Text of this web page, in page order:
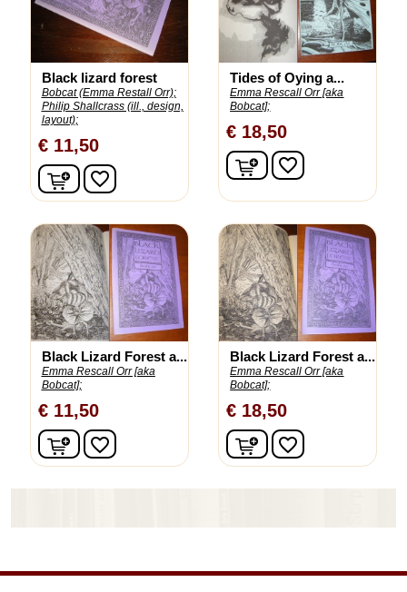
Black lizard forest
Bobcat (Emma Restall Orr);
Philip Shallcrass (ill., design,
layout);
€ 11,50
In winkelwagen
favorite_border
Tides of Oying a...
Emma Rescall Orr [aka
Bobcat];
€ 18,50
In winkelwagen
favorite_border
Black Lizard Forest a...
Emma Rescall Orr [aka
Bobcat];
€ 11,50
In winkelwagen
favorite_border
Black Lizard Forest a...
Emma Rescall Orr [aka
Bobcat];
€ 18,50
In winkelwagen
favorite_border